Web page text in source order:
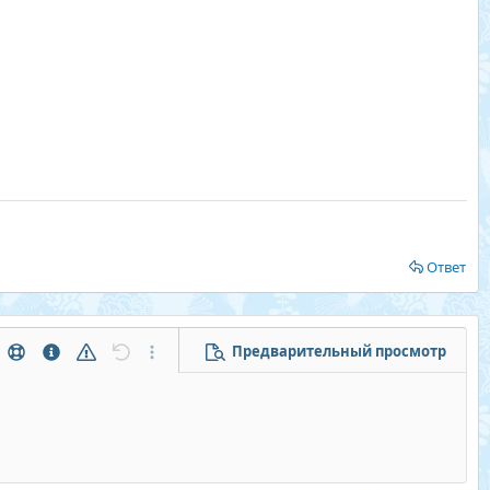
Ответ
ПомощьИнформация
Предупреждение
ОтменитьДополнительные параметры...
Предварительный просмотр